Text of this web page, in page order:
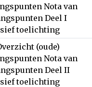
Nota van
Deel I
toelichting
(oude)
Nota van
Deel II
toelichting